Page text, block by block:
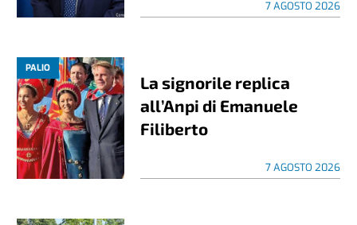
7 AGOSTO 2026
PALIO
La signorile replica
all’Anpi di Emanuele
Filiberto
7 AGOSTO 2026